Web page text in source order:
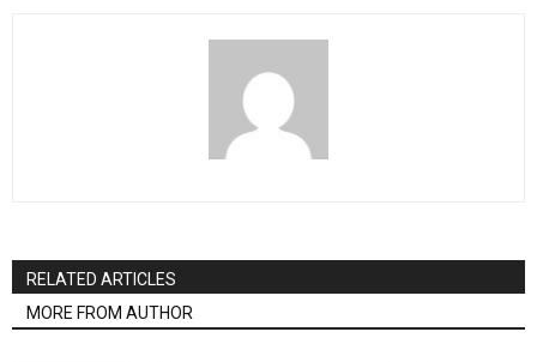
RELATED ARTICLES
MORE FROM AUTHOR